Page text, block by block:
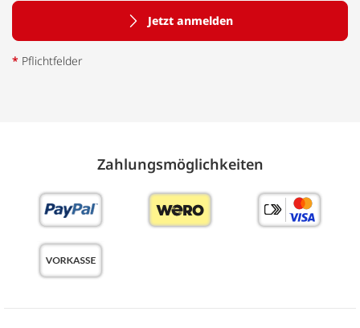
Jetzt anmelden
* Pflichtfelder
Zahlungs­möglich­keiten